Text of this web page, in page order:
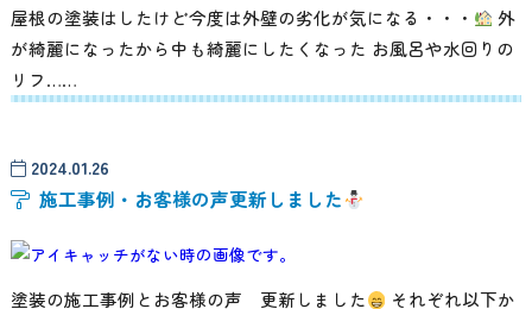
屋根の塗装はしたけど今度は外壁の劣化が気になる・・・
外
が綺麗になったから中も綺麗にしたくなった お風呂や水回りの
リフ……
2024.01.26
施工事例・お客様の声更新しました
塗装の施工事例とお客様の声 更新しました それぞれ以下か